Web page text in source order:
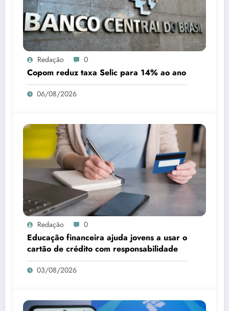
Redação 0
Copom reduz taxa Selic para 14% ao ano
06/08/2026
Redação 0
Educação financeira ajuda jovens a usar o
cartão de crédito com responsabilidade
03/08/2026